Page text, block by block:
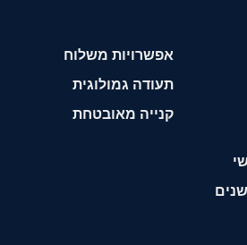
אפשרויות משלוח
תעודה גמולוגית
קנייה מאובטחת